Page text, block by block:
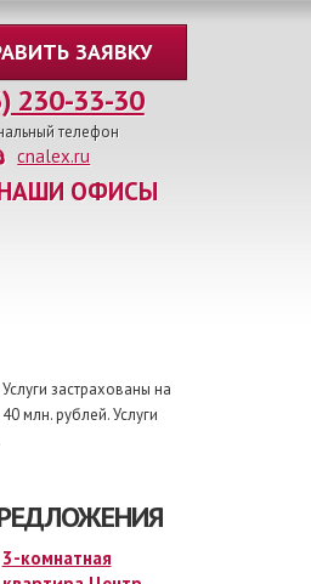
ЗАЯВКУ
230-33-30
телефон
cnalex.ru
ОФИСЫ
Услуги застрахованы на
40 млн. рублей. Услуги
3-комнатная